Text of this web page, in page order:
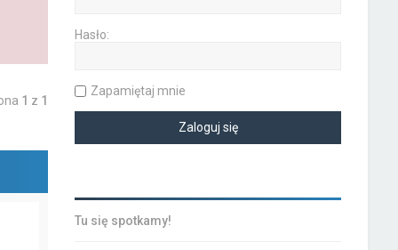
1 z 1
Hasło:
Zapamiętaj mnie
Tu się spotkamy!